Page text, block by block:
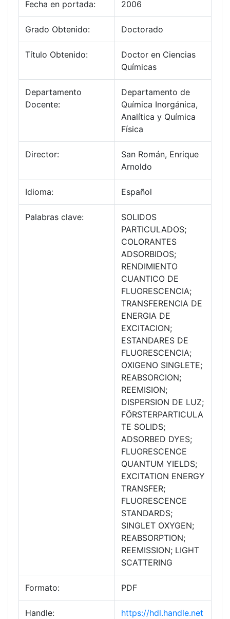
Fecha en portada: 2006
Grado Obtenido: Doctorado
Título Obtenido:
Doctor en Ciencias
Químicas
Departamento
Docente:
Departamento de
Química Inorgánica,
Analítica y Química
Física
Director:
San Román, Enrique
Arnoldo
Idioma: Español
Palabras clave:
SOLIDOS
PARTICULADOS;
COLORANTES
ADSORBIDOS;
RENDIMIENTO
CUANTICO DE
FLUORESCENCIA;
TRANSFERENCIA DE
ENERGIA DE
EXCITACION;
ESTANDARES DE
FLUORESCENCIA;
OXIGENO SINGLETE;
REABSORCION;
REEMISION;
DISPERSION DE LUZ;
FÖRSTERPARTICULA
TE SOLIDS;
ADSORBED DYES;
FLUORESCENCE
QUANTUM YIELDS;
EXCITATION ENERGY
TRANSFER;
FLUORESCENCE
STANDARDS;
SINGLET OXYGEN;
REABSORPTION;
REEMISSION; LIGHT
SCATTERING
Formato: PDF
Handle:
https://hdl.handle.net